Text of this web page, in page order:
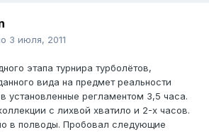
3 июля, 2011
этапа турнира турболётов,
вида на предмет реальности
установленные регламентом 3,5 часа.
с лихвой хватило и 2-х часов.
в полводы. Пробовал следующие